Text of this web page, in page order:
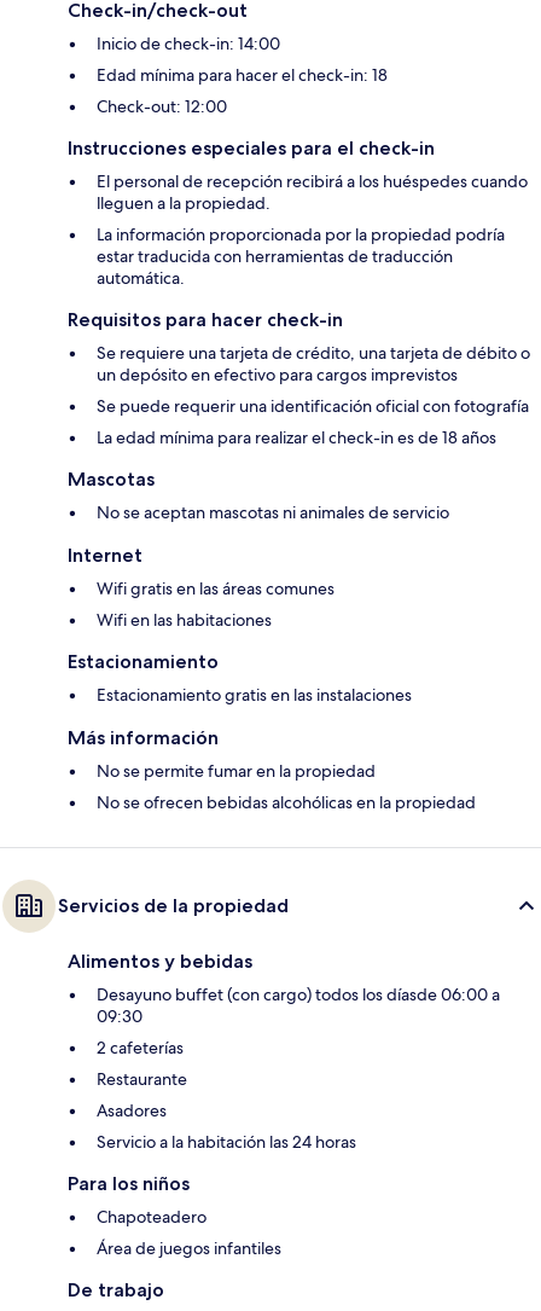
Check-in/check-out
Inicio de check-in: 14:00
Edad mínima para hacer el check-in: 18
Check-out: 12:00
Instrucciones especiales para el check-in
El personal de recepción recibirá a los huéspedes cuando
lleguen a la propiedad.
La información proporcionada por la propiedad podría
estar traducida con herramientas de traducción
automática.
Requisitos para hacer check-in
Se requiere una tarjeta de crédito, una tarjeta de débito o
un depósito en efectivo para cargos imprevistos
Se puede requerir una identificación oficial con fotografía
La edad mínima para realizar el check-in es de 18 años
Mascotas
No se aceptan mascotas ni animales de servicio
Internet
Wifi gratis en las áreas comunes
Wifi en las habitaciones
Estacionamiento
Estacionamiento gratis en las instalaciones
Más información
No se permite fumar en la propiedad
No se ofrecen bebidas alcohólicas en la propiedad
Servicios de la propiedad
Alimentos y bebidas
Desayuno buffet (con cargo) todos los díasde 06:00 a
09:30
2 cafeterías
Restaurante
Asadores
Servicio a la habitación las 24 horas
Para los niños
Chapoteadero
Área de juegos infantiles
De trabajo